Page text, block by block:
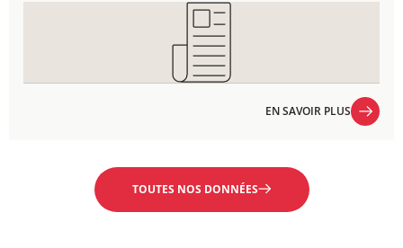
EN SAVOIR PLUS
TOUTES NOS DONNÉES